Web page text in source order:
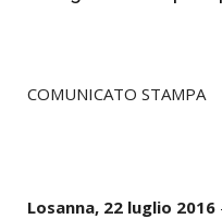
COMUNICATO STAMPA
Losanna, 22 luglio 2016